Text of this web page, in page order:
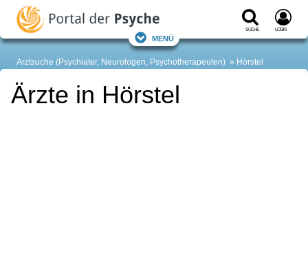
Suche Login
Menü
Arztsuche (Psychiater, Neurologen, Psychotherapeuten) Hörstel
Ärzte in Hörstel